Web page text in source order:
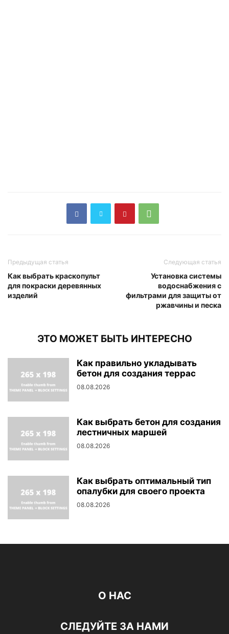
Предыдущая статья
Как выбрать краскопульт
для покраски деревянных
изделий
Следующая статья
Установка системы
водоснабжения с
фильтрами для защиты от
ржавчины и песка
ЭТО МОЖЕТ БЫТЬ ИНТЕРЕСНО
Как правильно укладывать
бетон для создания террас
08.08.2026
Как выбрать бетон для создания
лестничных маршей
08.08.2026
Как выбрать оптимальный тип
опалубки для своего проекта
08.08.2026
О НАС
СЛЕДУЙТЕ ЗА НАМИ